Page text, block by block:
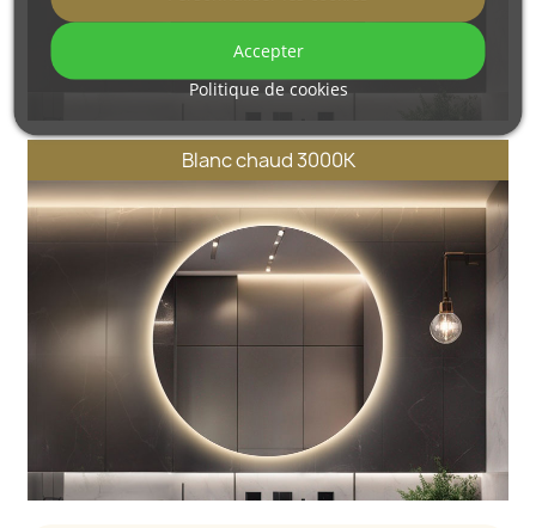
Blanc chaud 3000K
Politique de cookies
Accepter